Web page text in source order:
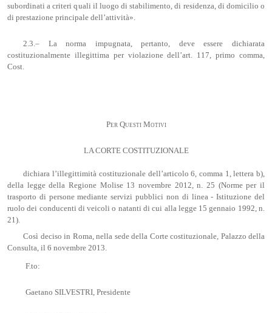
subordinati a criteri quali il luogo di stabilimento, di residenza, di domicilio o
di prestazione principale dell’attività».
2.3.– La norma impugnata, pertanto, deve essere dichiarata
costituzionalmente illegittima per violazione dell’art. 117, primo comma,
Cost.
Per Questi Motivi
LA CORTE COSTITUZIONALE
dichiara l’illegittimità costituzionale dell’articolo 6, comma 1, lettera b),
della legge della Regione Molise 13 novembre 2012, n. 25 (Norme per il
trasporto di persone mediante servizi pubblici non di linea - Istituzione del
ruolo dei conducenti di veicoli o natanti di cui alla legge 15 gennaio 1992, n.
21).
Così deciso in Roma, nella sede della Corte costituzionale, Palazzo della
Consulta, il 6 novembre 2013.
F.to:
Gaetano SILVESTRI, Presidente